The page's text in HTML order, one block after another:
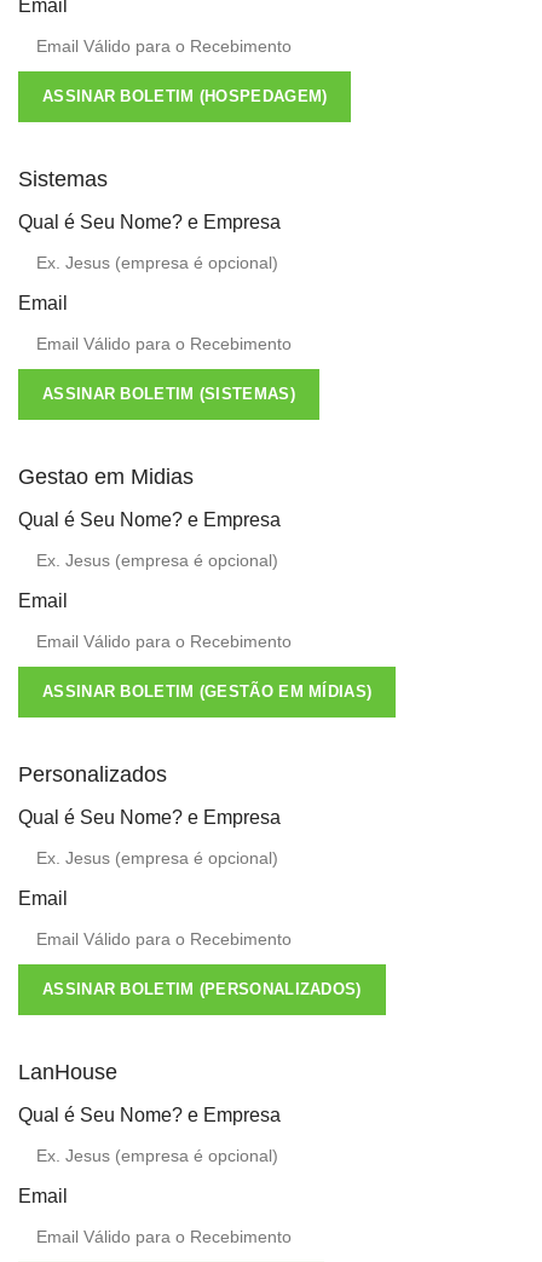
Email
ASSINAR BOLETIM (HOSPEDAGEM)
Sistemas
Qual é Seu Nome? e Empresa
Email
ASSINAR BOLETIM (SISTEMAS)
Gestao em Midias
Qual é Seu Nome? e Empresa
Email
ASSINAR BOLETIM (GESTÃO EM MÍDIAS)
Personalizados
Qual é Seu Nome? e Empresa
Email
ASSINAR BOLETIM (PERSONALIZADOS)
LanHouse
Qual é Seu Nome? e Empresa
Email